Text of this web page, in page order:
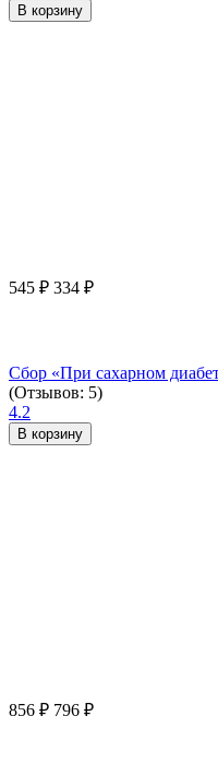
В корзину
545 ₽ 334 ₽
Сбор «При сахарном
(Отзывов: 5)
4.2
В корзину
856 ₽ 796 ₽